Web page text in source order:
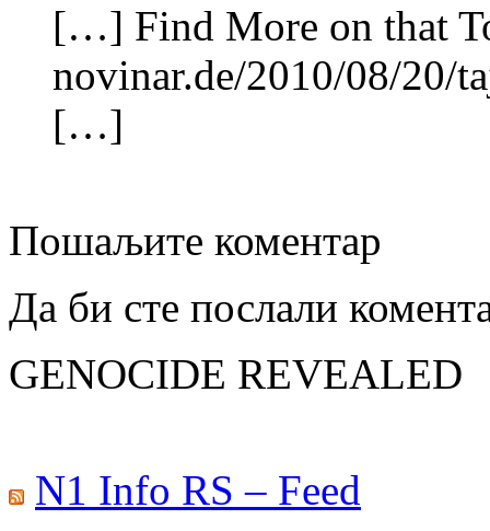
[…] Find More on that
novinar.de/2010/08/20/
[…]
Пошаљите коментар
Да би сте послали
GENOCIDE REVEALED
N1 Info RS – Feed